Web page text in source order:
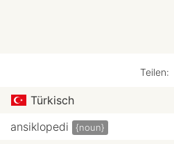
Teilen:
Türkisch
ansiklopedi {noun}